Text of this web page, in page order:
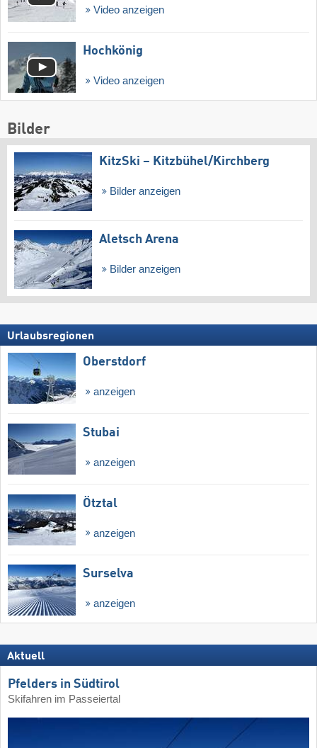
Video anzeigen
Hochkönig
Video anzeigen
Bilder
KitzSki – Kitzbühel/​Kirchberg
Bilder anzeigen
Aletsch Arena
Bilder anzeigen
Urlaubsregionen
Oberstdorf
anzeigen
Stubai
anzeigen
Ötztal
anzeigen
Surselva
anzeigen
Aktuell
Pfelders in Südtirol
Skifahren im Passeiertal